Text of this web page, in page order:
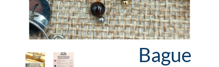
Bague